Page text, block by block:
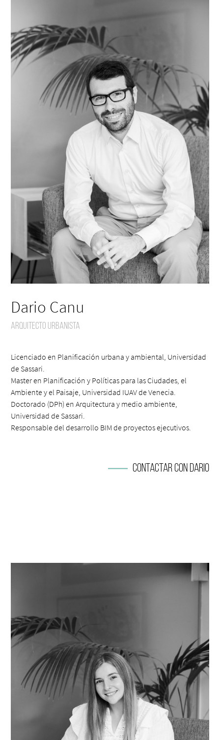
Dario Canu
Arquitecto Urbanista
Licenciado en Planificación urbana y ambiental, Universidad
de Sassari.
Master en Planificación y Políticas para las Ciudades, el
Ambiente y el Paisaje, Universidad IUAV de Venecia.
Doctorado (DPh) en Arquitectura y medio ambiente,
Universidad de Sassari.
Responsable del desarrollo BIM de proyectos ejecutivos.
Contactar con Dario